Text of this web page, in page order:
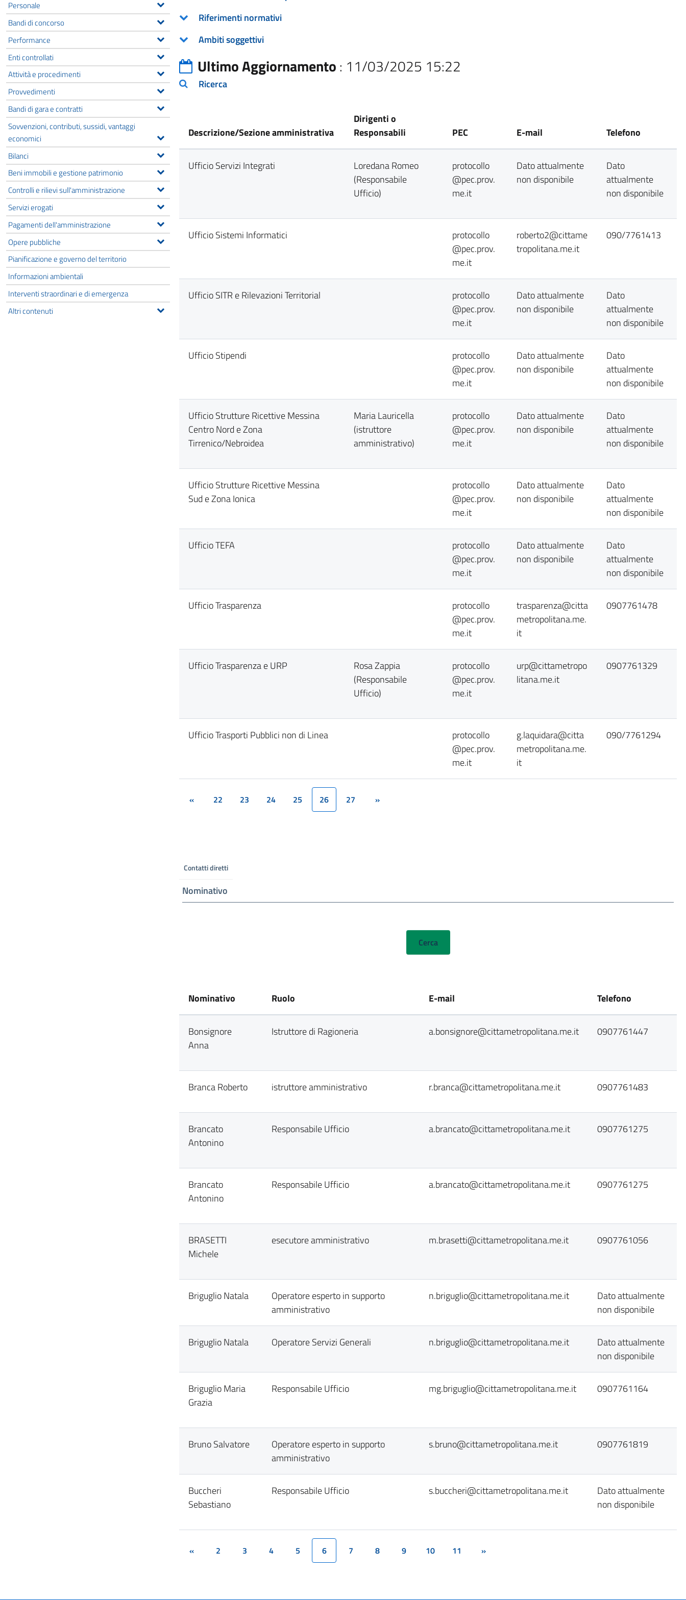
Personale
Bandi di concorso
Performance
Enti controllati
Attività e procedimenti
Provvedimenti
Bandi di gara e contratti
Sovvenzioni, contributi, sussidi, vantaggi
economici
Bilanci
Beni immobili e gestione patrimonio
Controlli e rilievi sull'amministrazione
Servizi erogati
Pagamenti dell'amministrazione
Opere pubbliche
Pianificazione e governo del territorio
Informazioni ambientali
Interventi straordinari e di emergenza
Altri contenuti
Riferimenti normativi
Ambiti soggettivi
Ultimo Aggiornamento : 11/03/2025 15:22
Ricerca
Descrizione/Sezione amministrativa
Dirigenti o
Responsabili
PEC E-mail Telefono
Ufficio Servizi Integrati
Loredana Romeo
(Responsabile
Ufficio)
protocollo
@pec.prov.
me.it
Dato attualmente
non disponibile
Dato
attualmente
non disponibile
Ufficio Sistemi Informatici
protocollo
@pec.prov.
me.it
roberto2@cittame
tropolitana.me.it
090/7761413
Ufficio SITR e Rilevazioni Territorial
protocollo
@pec.prov.
me.it
Dato attualmente
non disponibile
Dato
attualmente
non disponibile
Ufficio Stipendi
protocollo
@pec.prov.
me.it
Dato attualmente
non disponibile
Dato
attualmente
non disponibile
Ufficio Strutture Ricettive Messina
Centro Nord e Zona
Tirrenico/Nebroidea
Maria Lauricella
(istruttore
amministrativo)
protocollo
@pec.prov.
me.it
Dato attualmente
non disponibile
Dato
attualmente
non disponibile
Ufficio Strutture Ricettive Messina
Sud e Zona Ionica
protocollo
@pec.prov.
me.it
Dato attualmente
non disponibile
Dato
attualmente
non disponibile
Ufficio TEFA
protocollo
@pec.prov.
me.it
Dato attualmente
non disponibile
Dato
attualmente
non disponibile
Ufficio Trasparenza
protocollo
@pec.prov.
me.it
trasparenza@citta
metropolitana.me.
it
0907761478
Ufficio Trasparenza e URP
Rosa Zappia
(Responsabile
Ufficio)
protocollo
@pec.prov.
me.it
urp@cittametropo
litana.me.it
0907761329
Ufficio Trasporti Pubblici non di Linea
protocollo
@pec.prov.
me.it
g.laquidara@citta
metropolitana.me.
it
090/7761294
« 22 23 24 25 26(current)
27 »
Contatti diretti
Nominativo
Nominativo Ruolo E-mail Telefono
Bonsignore
Anna
Istruttore di Ragioneria a.bonsignore@cittametropolitana.me.it 0907761447
Branca Roberto istruttore amministrativo r.branca@cittametropolitana.me.it 0907761483
Brancato
Antonino
Responsabile Ufficio a.brancato@cittametropolitana.me.it 0907761275
Brancato
Antonino
Responsabile Ufficio a.brancato@cittametropolitana.me.it 0907761275
BRASETTI
Michele
esecutore amministrativo m.brasetti@cittametropolitana.me.it 0907761056
Briguglio Natala
Operatore esperto in supporto
amministrativo
n.briguglio@cittametropolitana.me.it
Dato attualmente
non disponibile
Briguglio Natala Operatore Servizi Generali n.briguglio@cittametropolitana.me.it
Dato attualmente
non disponibile
Briguglio Maria
Grazia
Responsabile Ufficio mg.briguglio@cittametropolitana.me.it 0907761164
Bruno Salvatore
Operatore esperto in supporto
amministrativo
s.bruno@cittametropolitana.me.it 0907761819
Buccheri
Sebastiano
Responsabile Ufficio s.buccheri@cittametropolitana.me.it
Dato attualmente
non disponibile
« 2 3 4 5 6(current)
7 8 9 10 11 »